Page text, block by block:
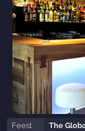
Feest
The